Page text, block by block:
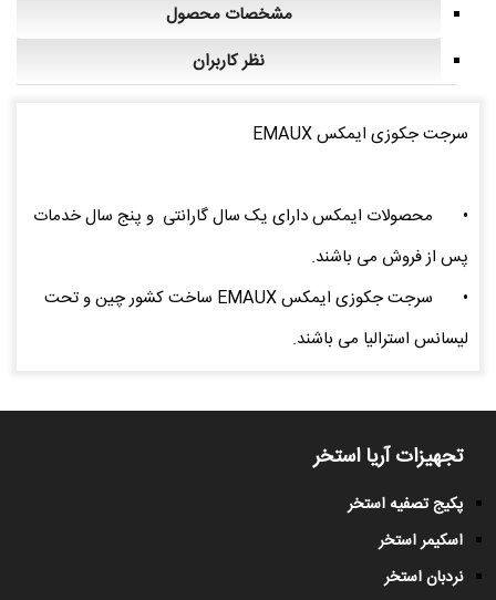
مشخصات محصول
نظر کاربران
سرجت جکوزی ایمکس EMAUX
•
محصولات ایمکس دارای یک سال گارانتی و پنج سال خدمات
پس از فروش می باشند.
•
سرجت جکوزی ایمکس EMAUX ساخت کشور چین و تحت
لیسانس استرالیا می باشند.
تجهیزات آریا استخر
پکیج تصفیه استخر
اسکیمر استخر
نردبان استخر